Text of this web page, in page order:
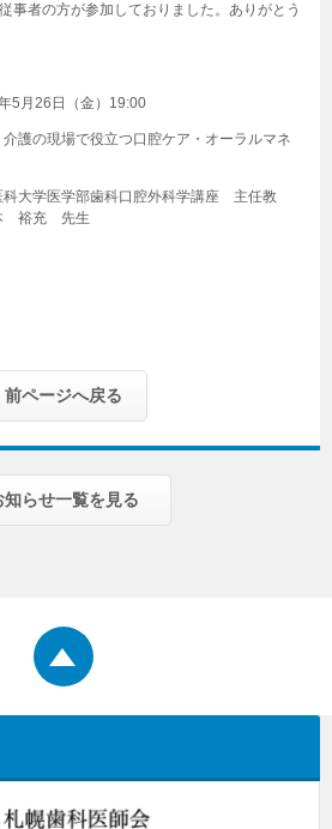
事者の方が参加しておりました。ありがとう
月26日（金）19:00
の現場で役立つ口腔ケア・オーラルマネ
学医学部歯科口腔外科学講座 主任教
裕充 先生
前ページへ戻る
知らせ一覧を見る